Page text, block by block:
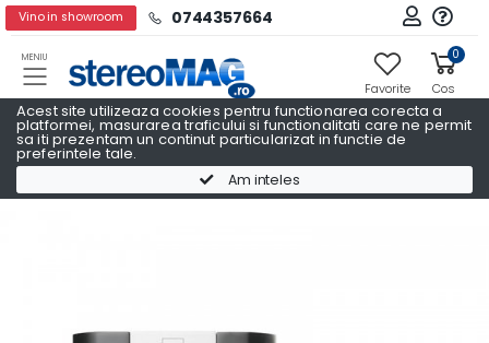
Acest site utilizeaza cookies pentru functionarea corecta a
platformei, masurarea traficului si functionalitati care ne permit
sa iti prezentam un continut particularizat in functie de
preferintele tale.
Am inteles
Vino in showroom 0744357664
MENIU
Favorite
0
Cos
Boxe raft DALI